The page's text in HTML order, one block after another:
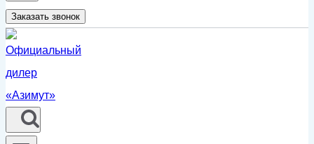
Заказать звонок